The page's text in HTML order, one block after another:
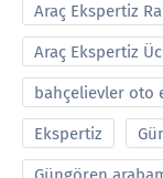
Araç Ekspertiz
Araç Ekspertiz
bahçelievler oto
Ekspertiz